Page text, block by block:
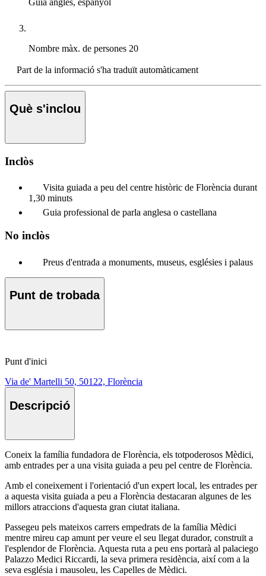
Nombre màx. de persones 20
Part de la informació s'ha traduït automàticament
Què s'inclou
Inclòs
Visita guiada a peu del centre històric de Florència durant
1,30 minuts
Guia professional de parla anglesa o castellana
No inclòs
Preus d'entrada a monuments, museus, esglésies i palaus
Punt de trobada
Punt d'inici
Via de' Martelli 50, 50122, Florència
Descripció
Coneix la família fundadora de Florència, els totpoderosos Mèdici,
amb entrades per a una visita guiada a peu pel centre de Florència.
Amb el coneixement i l'orientació d'un expert local, les entrades per
a aquesta visita guiada a peu a Florència destacaran algunes de les
millors atraccions d'aquesta gran ciutat italiana.
Passegeu pels mateixos carrers empedrats de la família Mèdici
mentre mireu cap amunt per veure el seu llegat durador, construït a
l'esplendor de Florència. Aquesta ruta a peu ens portarà al palaciego
Palazzo Medici Riccardi, la seva primera residència, així com a la
seva església i mausoleu, les Capelles de Mèdici.